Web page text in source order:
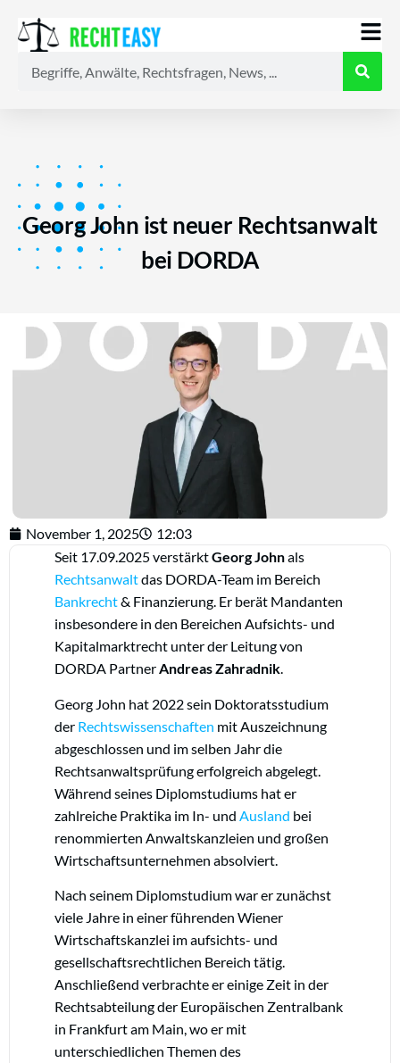
Georg John ist neuer Rechtsanwalt
bei DORDA
November 1, 2025
12:03
Seit 17.09.2025 verstärktGeorg Johnals
Rechtsanwaltdas DORDA-Team im Bereich
Bankrecht& Finanzierung. Er berät Mandanten
insbesondere in den Bereichen Aufsichts- und
Kapitalmarktrecht unter der Leitung von
DORDA PartnerAndreas Zahradnik.
Georg John hat 2022 sein Doktoratsstudium
der Rechtswissenschaften mit Auszeichnung
abgeschlossen und im selben Jahr die
Rechtsanwaltsprüfung erfolgreich abgelegt.
Während seines Diplomstudiums hat er
zahlreiche Praktika im In- und Ausland bei
renommierten Anwaltskanzleien und großen
Wirtschaftsunternehmen absolviert.
Nach seinem Diplomstudium war er zunächst
viele Jahre in einer führenden Wiener
Wirtschaftskanzlei im aufsichts- und
gesellschaftsrechtlichen Bereich tätig.
Anschließend verbrachte er einige Zeit in der
Rechtsabteilung der Europäischen Zentralbank
in Frankfurt am Main, wo er mit
unterschiedlichen Themen des